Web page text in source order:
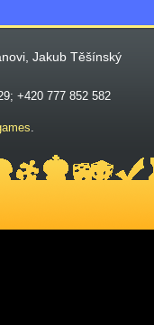
Jakub Těšínský
+420 777 852 582
.